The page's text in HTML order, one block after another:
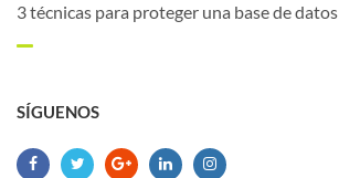
3 técnicas para proteger una base de datos
SÍGUENOS